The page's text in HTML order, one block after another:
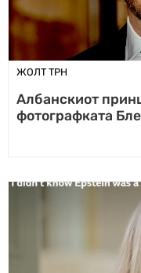
ЖОЛТ ТРН
Албанскиот
фотографката